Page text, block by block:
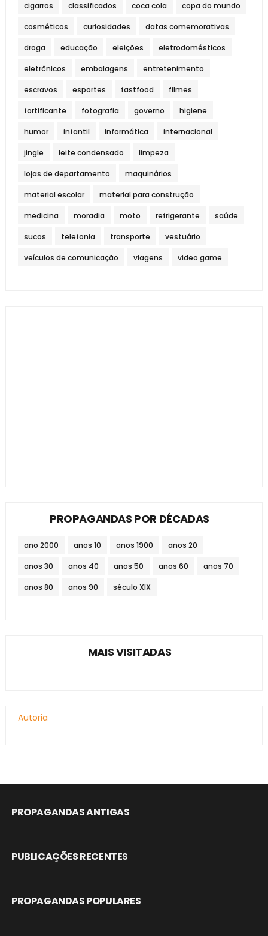
cigarros classificados coca cola copa do mundo
cosméticos curiosidades datas comemorativas
droga educação eleições eletrodomésticos
eletrônicos embalagens entretenimento
escravos esportes fastfood filmes
fortificante fotografia governo higiene
humor infantil informática internacional
jingle leite condensado limpeza
lojas de departamento maquinários
material escolar material para construção
medicina moradia moto refrigerante saúde
sucos telefonia transporte vestuário
veículos de comunicação viagens video game
PROPAGANDAS POR DÉCADAS
ano 2000 anos 10 anos 1900 anos 20
anos 30 anos 40 anos 50 anos 60 anos 70
anos 80 anos 90 século XIX
MAIS VISITADAS
Autoria
PROPAGANDAS ANTIGAS
PUBLICAÇÕES RECENTES
PROPAGANDAS POPULARES